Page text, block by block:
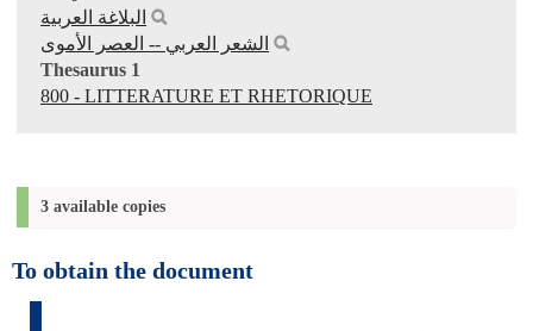
البلاغة العربية
الشعر العربي -- العصر الأموى
Thesaurus 1
800 - LITTERATURE ET RHETORIQUE
3 available copies
To obtain the document